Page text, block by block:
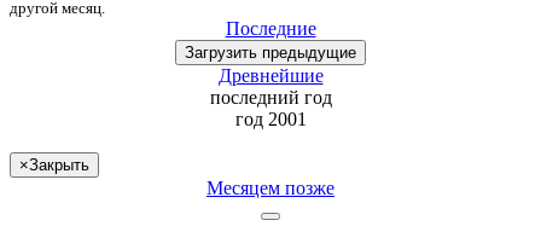
другой месяц
Последние
Загрузить предыдущие
Древнейшие
последний год
год 2001
×Закрыть
Месяцем позже